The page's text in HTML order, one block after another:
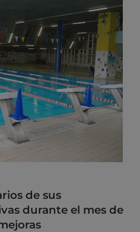
de sus
durante el mes de